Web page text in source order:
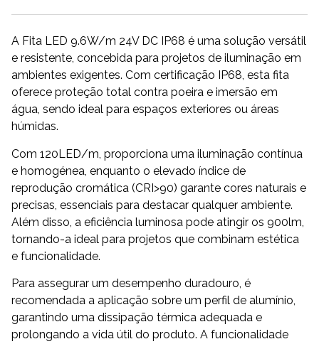
A Fita LED 9.6W/m 24V DC IP68 é uma solução versátil
e resistente, concebida para projetos de iluminação em
ambientes exigentes. Com certificação IP68, esta fita
oferece proteção total contra poeira e imersão em
água, sendo ideal para espaços exteriores ou áreas
húmidas.
Com 120LED/m, proporciona uma iluminação contínua
e homogénea, enquanto o elevado índice de
reprodução cromática (CRI>90) garante cores naturais e
precisas, essenciais para destacar qualquer ambiente.
Além disso, a eficiência luminosa pode atingir os 900lm,
tornando-a ideal para projetos que combinam estética
e funcionalidade.
Para assegurar um desempenho duradouro, é
recomendada a aplicação sobre um perfil de alumínio,
garantindo uma dissipação térmica adequada e
prolongando a vida útil do produto. A funcionalidade